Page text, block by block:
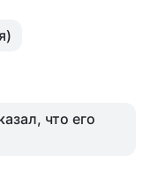
что его